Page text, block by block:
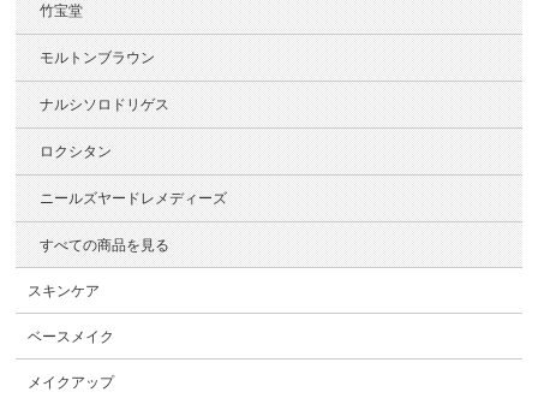
竹宝堂
モルトンブラウン
ナルシソロドリゲス
ロクシタン
ニールズヤードレメディーズ
すべての商品を見る
スキンケア
ベースメイク
メイクアップ